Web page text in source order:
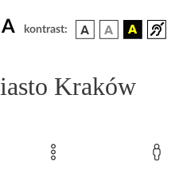
A kontrast:
Kraków